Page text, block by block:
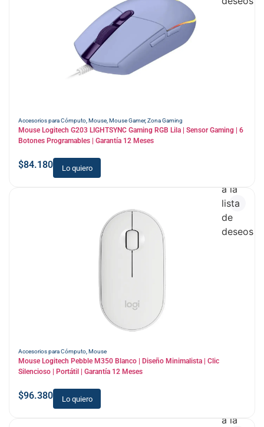
Accesorios para Cómputo, Mouse, Mouse Gamer,Zona Gaming
Mouse Logitech G203 LIGHTSYNC Gaming RGB Lila | Sensor Gaming | 6
Botones Programables | Garantía 12 Meses
$84.180 Lo quiero
Accesorios para Cómputo, Mouse
Mouse Logitech Pebble M350 Blanco | Diseño Minimalista | Clic
Silencioso | Portátil | Garantía 12 Meses
$96.380 Lo quiero
a la
lista
de
deseos
a la